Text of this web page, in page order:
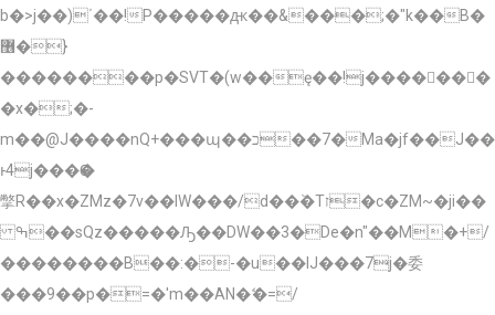
b�>j��)΄��!P�����ԫ��&���;�"k��B�
޶�}
��������p�SVT�(w��ę��!j�������
�x�;�-
m��@J����nQ+���պ��כ��7�Ma�jf��J��
ͱ4j���Ѳ�
撆R��x�ZMz�7v��IW���/d��ٞ�Тז�c�ZM~�ji��
ߒ��sQz�����Ԡ��DW��3�De�n"��M�+/
��������B��:�-�u��IJ���7j�委
���9��p�=�'m��AN�ޭ�=/